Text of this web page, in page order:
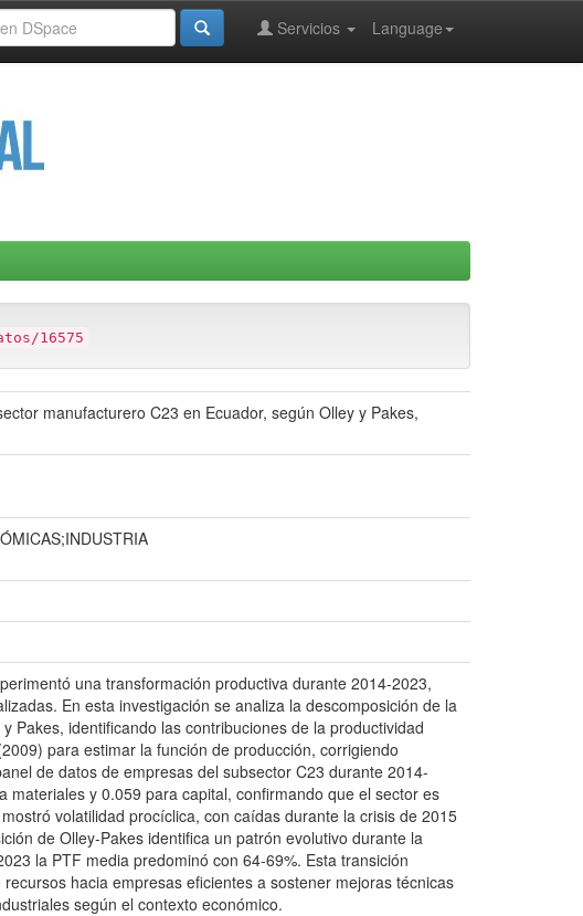
Language
Servicios
16575
manufacturero C23 en Ecuador, según Olley y Pakes,
una transformación productiva durante 2014-2023,
En esta investigación se analiza la descomposición de la
Pakes, identificando las contribuciones de la productividad
para estimar la función de producción, corrigiendo
de datos de empresas del subsector C23 durante 2014-
y 0.059 para capital, confirmando que el sector es
volatilidad procíclica, con caídas durante la crisis de 2015
de Olley-Pakes identifica un patrón evolutivo durante la
la PTF media predominó con 64-69%. Esta transición
hacia empresas eficientes a sostener mejoras técnicas
según el contexto económico.